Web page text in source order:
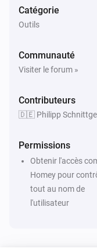
Catégorie
Outils
Communauté
Visiter le forum »
Contributeurs
🇩🇪 Philipp
Permissions
Obtenir l'accès
Homey pour
tout au nom de
l'utilisateur